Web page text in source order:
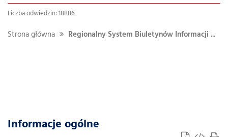
Liczba odwiedzin: 18886
Strona główna Regionalny System Biuletynów Informacji ...
Informacje ogólne